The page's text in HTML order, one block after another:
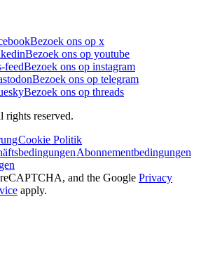
Bezoek ons op x
Bezoek ons op youtube
feedBezoek ons op instagram
Bezoek ons op telegram
Bezoek ons op threads
reserved.
Cookie Politik
Abonnementbedingungen
and the Google Privacy
apply.